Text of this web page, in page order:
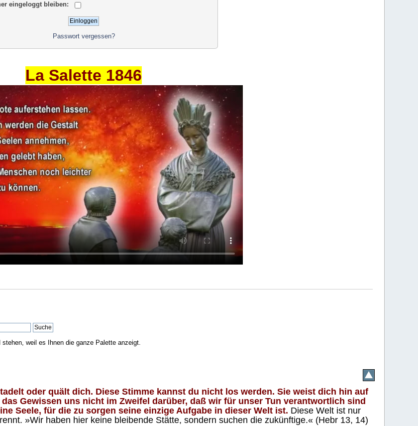
eingeloggt bleiben:
Passwort vergessen?
La Salette 1846
weil es Ihnen die ganze Palette anzeigt.
oder quält dich. Diese Stimme kannst du nicht los werden. Sie weist dich hin auf
Gewissen uns nicht im Zweifel darüber, daß wir für unser Tun verantwortlich sind
Seele, für die zu sorgen seine einzige Aufgabe in dieser Welt ist. Diese Welt ist nur
»Wir haben hier keine bleibende Stätte, sondern suchen die zukünftige.« (Hebr 13, 14)